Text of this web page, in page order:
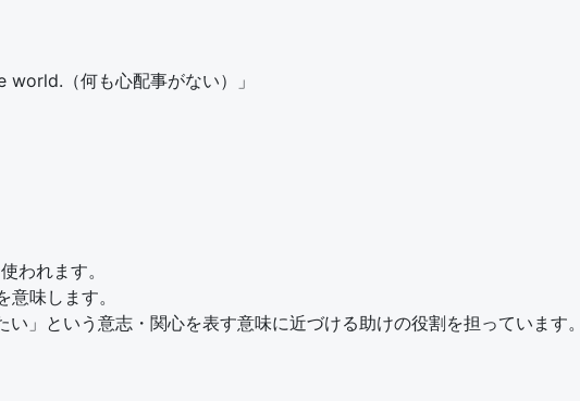
（何も心配事がない）」
われます。
味します。
」という意志・関心を表す意味に近づける助けの役割を担っています。